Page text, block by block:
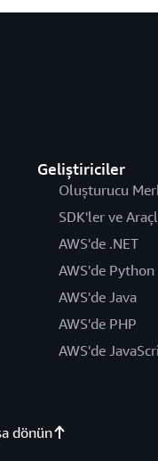
Geliştiriciler
Oluşturucu
SDK'ler ve
AWS'de .NET
AWS'de Python
AWS'de Java
AWS'de PHP
AWS'de
dönün